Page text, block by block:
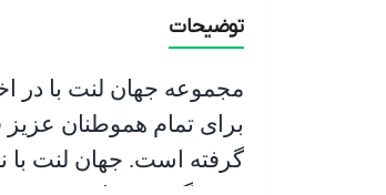
توضیحات
مجموعه جهان لنت با در
برای تمام هموطنان
گرفته است. جهان لنت با